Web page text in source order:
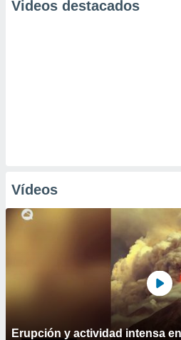
Videos destacados
Vídeos
Erupción y actividad intensa